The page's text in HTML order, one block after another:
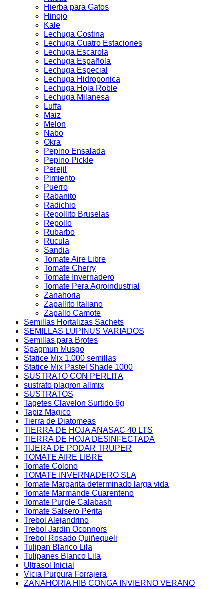
Hierba para Gatos
Hinojo
Kale
Lechuga Costina
Lechuga Cuatro Estaciones
Lechuga Escarola
Lechuga Española
Lechuga Especial
Lechuga Hidroponica
Lechuga Hoja Roble
Lechuga Milanesa
Luffa
Maiz
Melon
Nabo
Okra
Pepino Ensalada
Pepino Pickle
Perejil
Pimiento
Puerro
Rabanito
Radichio
Repollito Bruselas
Repollo
Rubarbo
Rucula
Sandia
Tomate Aire Libre
Tomate Cherry
Tomate Invernadero
Tomate Pera Agroindustrial
Zanahoria
Zapallito Italiano
Zapallo Camote
Semillas Hortalizas Sachets
SEMILLAS LUPINUS VARIADOS
Semillas para Brotes
Spagmun Musgo
Statice Mix 1.000 semillas
Statice Mix Pastel Shade 1000
SUSTRATO CON PERLITA
sustrato plagron allmix
SUSTRATOS
Tagetes Clavelon Surtido 6g
Tapiz Magico
Tierra de Diatomeas
TIERRA DE HOJA ANASAC 40 LTS
TIERRA DE HOJA DESINFECTADA
TIJERA DE PODAR TRUPER
TOMATE AIRE LIBRE
Tomate Colono
TOMATE INVERNADERO SLA
Tomate Margarita determinado larga vida
Tomate Marmande Cuarenteno
Tomate Purple Calabash
Tomate Salsero Perita
Trebol Alejandrino
Trebol Jardin Oconnors
Trebol Rosado Quiñequeli
Tulipan Blanco Lila
Tulipanes Blanco Lila
Ultrasol Inicial
Vicia Purpura Forrajera
ZANAHORIA HIB CONGA INVIERNO VERANO